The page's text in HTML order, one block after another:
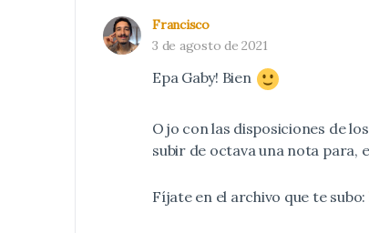
Francisco
3 de agosto de 2021
Epa Gaby! Bien
Ojo con las disposiciones de
subir de octava una nota para,
Fíjate en el archivo que te subo: